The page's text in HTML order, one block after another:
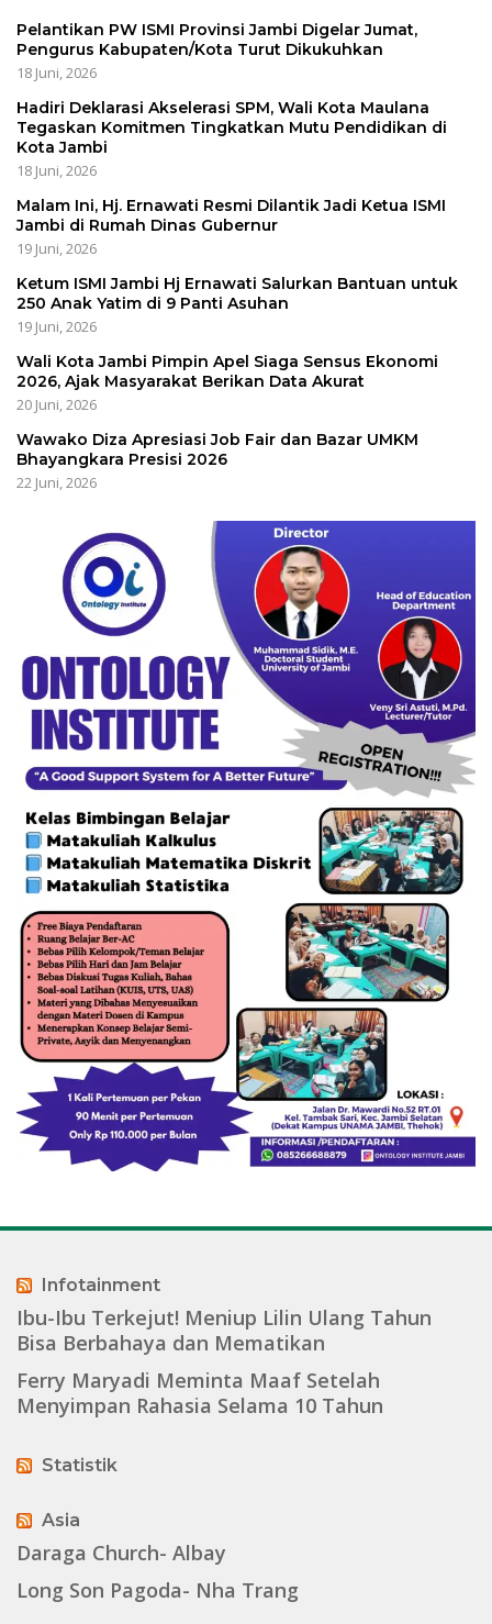
Pelantikan PW ISMI Provinsi Jambi Digelar Jumat,
Pengurus Kabupaten/Kota Turut Dikukuhkan
18 Juni, 2026
Hadiri Deklarasi Akselerasi SPM, Wali Kota Maulana
Tegaskan Komitmen Tingkatkan Mutu Pendidikan di
Kota Jambi
18 Juni, 2026
Malam Ini, Hj. Ernawati Resmi Dilantik Jadi Ketua ISMI
Jambi di Rumah Dinas Gubernur
19 Juni, 2026
Ketum ISMI Jambi Hj Ernawati Salurkan Bantuan untuk
250 Anak Yatim di 9 Panti Asuhan
19 Juni, 2026
Wali Kota Jambi Pimpin Apel Siaga Sensus Ekonomi
2026, Ajak Masyarakat Berikan Data Akurat
20 Juni, 2026
Wawako Diza Apresiasi Job Fair dan Bazar UMKM
Bhayangkara Presisi 2026
22 Juni, 2026
Infotainment
Ibu-Ibu Terkejut! Meniup Lilin Ulang Tahun
Bisa Berbahaya dan Mematikan
Ferry Maryadi Meminta Maaf Setelah
Menyimpan Rahasia Selama 10 Tahun
Statistik
Asia
Daraga Church- Albay
Long Son Pagoda- Nha Trang